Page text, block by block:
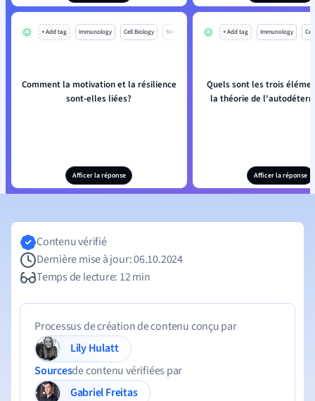
+ Add tag Immunology Cell Biology Mo
Comment la motivation et la résilience
sont-elles liées?
Afficer la réponse
+ Add tag Immunology
Quels sont les trois
la théorie de
Afficer la réponse
Contenu vérifié
Dernière mise à jour: 06.10.2024
Temps de lecture: 12 min
Processus de création de contenu conçu par
Lily Hulatt
Sourcesde contenu vérifiées par
Gabriel Freitas